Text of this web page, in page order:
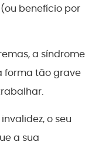
(ou benefício por
a síndrome
forma tão grave
o seu
a sua